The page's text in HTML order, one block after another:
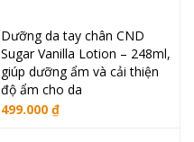
Dưỡng da tay chân CND
Sugar Vanilla Lotion – 248ml,
giúp dưỡng ẩm và cải thiện
độ ẩm cho da
499.000 ₫